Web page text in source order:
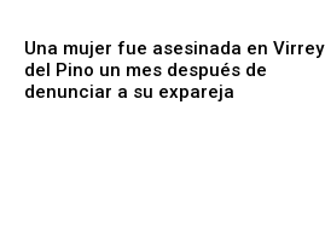
Una mujer fue asesinada en Virrey
del Pino un mes después de
denunciar a su expareja